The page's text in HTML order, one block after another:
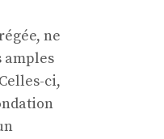
ne
amples
ci,